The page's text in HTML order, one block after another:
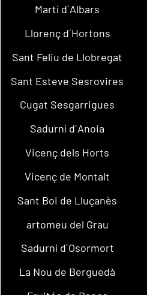
Martí d´Albars
Llorenç d´Hortons
Sant Feliu de Llobregat
Sant Esteve Sesrovires
Cugat Sesgarrigues
Sadurní d´Anoia
Vicenç dels Horts
Vicenç de Montalt
Sant Boi de Lluçanès
artomeu del Grau
Sadurní d´Osormort
La Nou de Berguedà